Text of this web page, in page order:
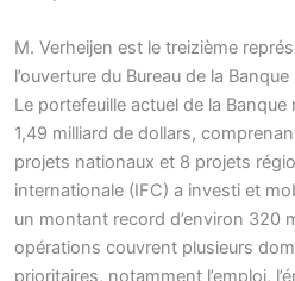
M. Verheijen est le treizième
l’ouverture du Bureau de la
Le portefeuille actuel de la Banque
1,49 milliard de dollars,
projets nationaux et 8 projets
internationale (IFC) a investi et
un montant record d’environ 320
opérations couvrent plusieurs
prioritaires, notamment l’emploi,